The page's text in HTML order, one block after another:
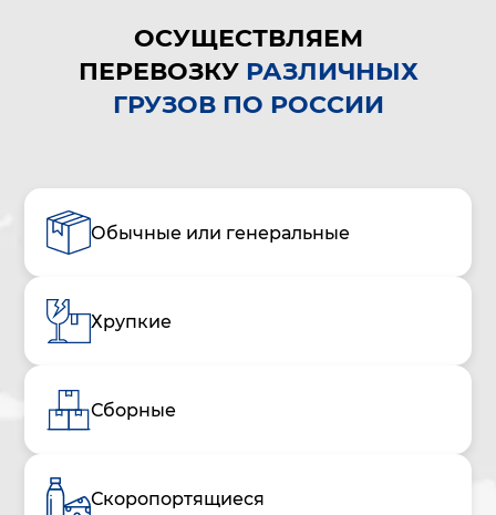
ОСУЩЕСТВЛЯЕМ
ПЕРЕВОЗКУРАЗЛИЧНЫХ
ГРУЗОВ ПО РОССИИ
Обычные или генеральные
Хрупкие
Сборные
Скоропортящиеся